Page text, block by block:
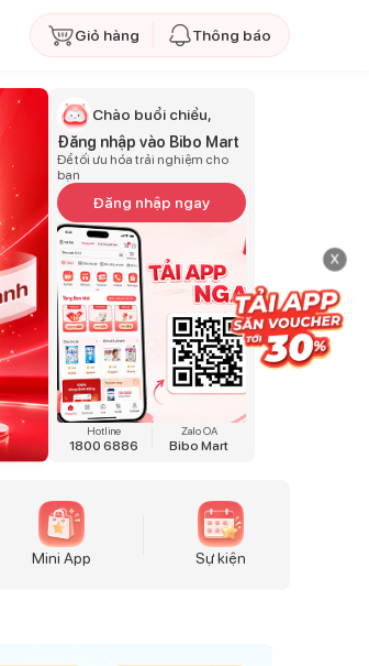
Giỏ hàng Thông báo
Chào buổi chiều,
Đăng nhập vào Bibo Mart
Để tối ưu hóa trải nghiệm cho
bạn
Đăng nhập ngay
Hotline
1800 6886
Zalo OA
Bibo Mart
Mini App Sự kiện
x